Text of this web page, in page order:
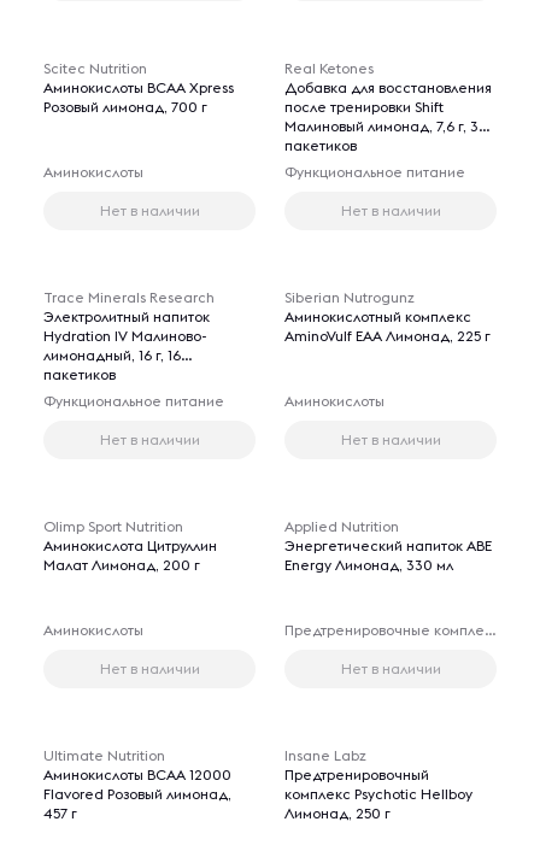
Scitec Nutrition
Аминокислоты BCAA Xpress
Розовый лимонад, 700 г
Аминокислоты
Нет в наличии
Real Ketones
Добавка для восстановления
после тренировки Shift
Малиновый лимонад, 7,6 г, 30
пакетиков
Функциональное питание
Нет в наличии
Trace Minerals Research
Электролитный напиток
Hydration IV Малиново-
лимонадный, 16 г, 16
пакетиков
Функциональное питание
Нет в наличии
Siberian Nutrogunz
Аминокислотный комплекс
AminoVulf EAA Лимонад, 225 г
Аминокислоты
Нет в наличии
Olimp Sport Nutrition
Аминокислота Цитруллин
Малат Лимонад, 200 г
Аминокислоты
Нет в наличии
Applied Nutrition
Энергетический напиток ABE
Energy Лимонад, 330 мл
Предтренировочные комплексы
Нет в наличии
Ultimate Nutrition
Аминокислоты BCAA 12000
Flavored Розовый лимонад,
457 г
Insane Labz
Предтренировочный
комплекс Psychotic Hellboy
Лимонад, 250 г